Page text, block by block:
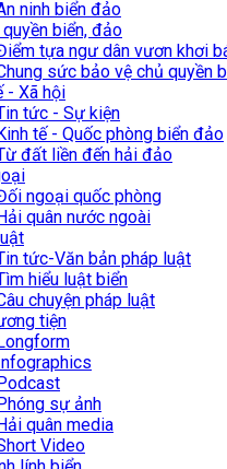
ninh biển đảo
biển, đảo
tựa ngư dân vươn khơi
sức bảo vệ chủ quyền
- Xã hội
tức - Sự kiện
tế - Quốc phòng biển đảo
đất liền đến hải đảo
ngoại quốc phòng
quân nước ngoài
tức-Văn bản pháp luật
hiểu luật biển
chuyện pháp luật
tiện
sự ảnh
quân media
Video